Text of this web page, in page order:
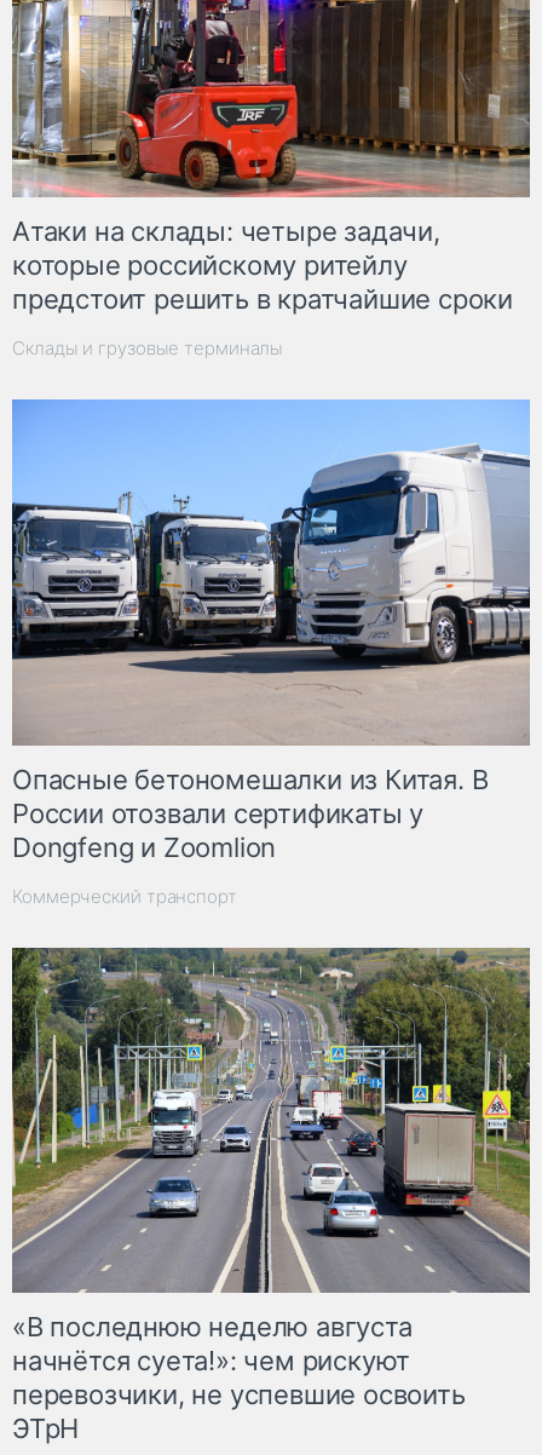
Атаки на склады: четыре задачи,
которые российскому ритейлу
предстоит решить в кратчайшие сроки
Склады и грузовые терминалы
Опасные бетономешалки из Китая. В
России отозвали сертификаты у
Dongfeng и Zoomlion
Коммерческий транспорт
«В последнюю неделю августа
начнётся суета!»: чем рискуют
перевозчики, не успевшие освоить
ЭТрН